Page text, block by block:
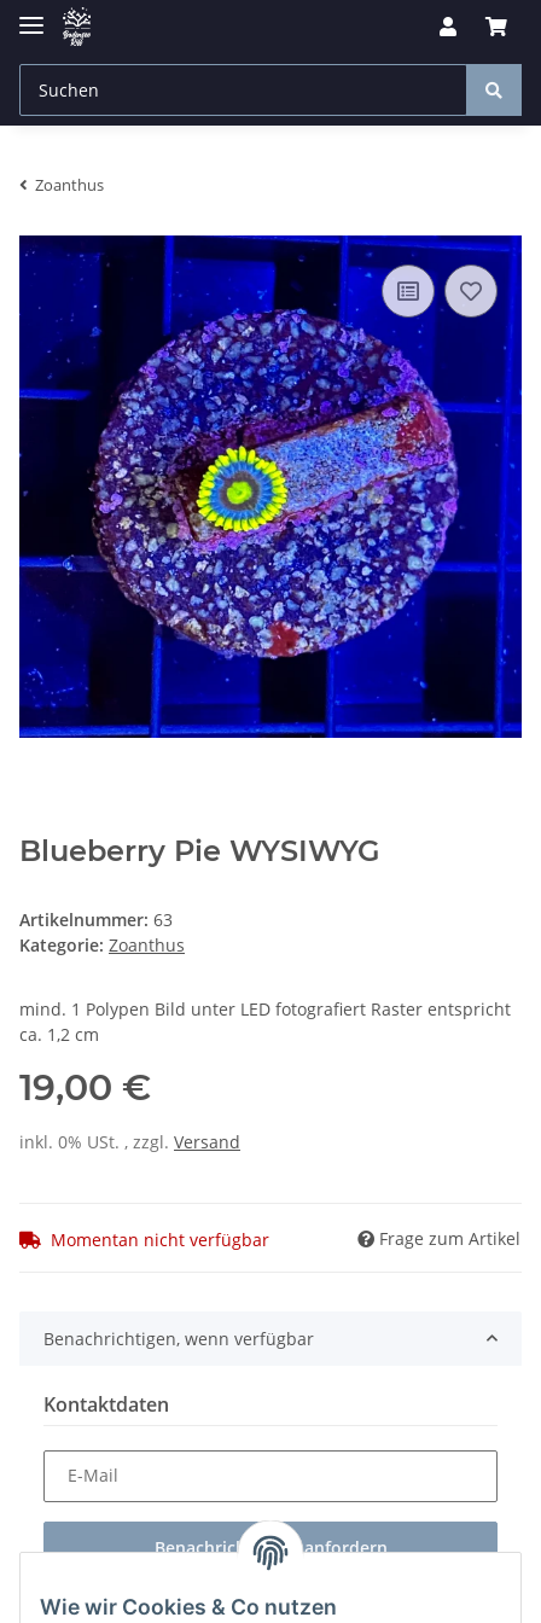
Zoanthus
Blueberry Pie WYSIWYG
Artikelnummer: 63
Kategorie: Zoanthus
mind. 1 Polypen Bild unter LED fotografiert Raster entspricht
ca. 1,2 cm
19,00 €
inkl. 0% USt. , zzgl. Versand
Momentan nicht verfügbar Frage zum Artikel
Benachrichtigen, wenn verfügbar
Kontaktdaten
E-Mail
Benachrichtigung anfordern
Wie wir Cookies & Co nutzen